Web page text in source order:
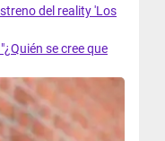
del reality 'Los
se cree que